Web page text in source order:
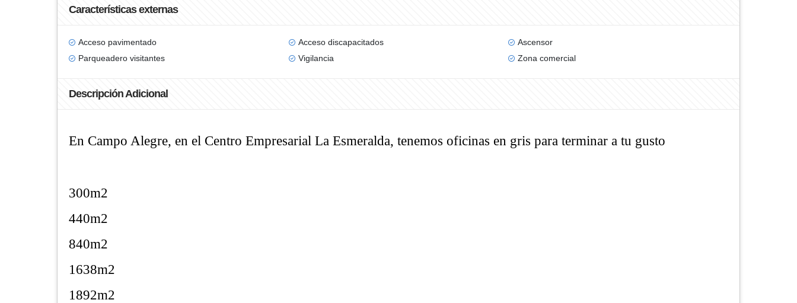
Características externas
Acceso pavimentado Acceso discapacitados
Ascensor
Parqueadero visitantes
Vigilancia Zona comercial
Descripción Adicional
En Campo Alegre, en el Centro Empresarial La Esmeralda, tenemos oficinas en gris para terminar a tu gusto
300m2
440m2
840m2
1638m2
1892m2